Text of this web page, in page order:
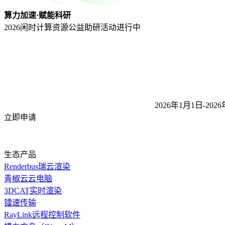
算力加速·赋能科研
2026闲时计算资源公益助研活动进行中
2026年1月1日-2026
立即申请
生态产品
Renderbus瑞云渲染
青椒云云电脑
3DCAT实时渲染
镭速传输
RayLink远程控制软件